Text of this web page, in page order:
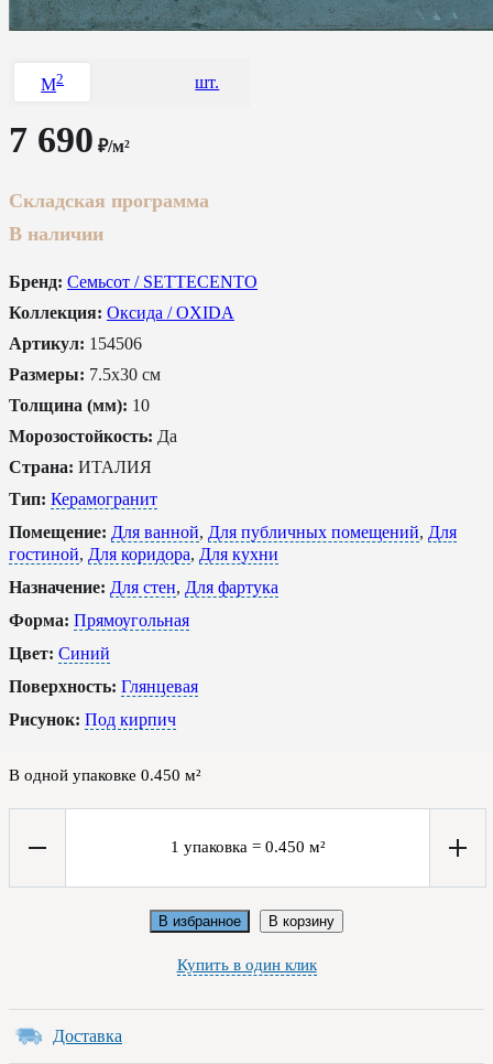
M2 шт.
7 690 ₽/м²
Складская программа
В наличии
Бренд: Семьсот / SETTECENTO
Коллекция: Оксида / OXIDA
Артикул: 154506
Размеры: 7.5x30 см
Толщина (мм): 10
Морозостойкость: Да
Страна: ИТАЛИЯ
Тип: Керамогранит
Помещение: Для ванной, Для публичных помещений, Для
гостиной, Для коридора, Для кухни
Назначение: Для стен, Для фартука
Форма: Прямоугольная
Цвет: Синий
Поверхность: Глянцевая
Рисунок: Под кирпич
В одной упаковке 0.450 м²
1 упаковка = 0.450 м²
В избранное В корзину
Купить в один клик
Доставка